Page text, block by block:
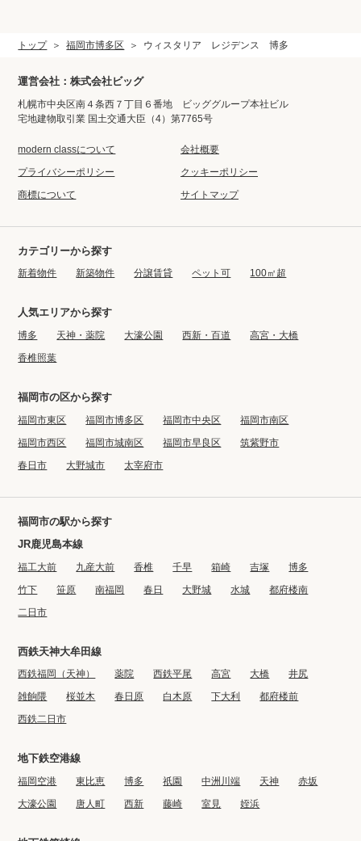
トップ 福岡市博多区 ウィスタリア レジデンス 博多
運営会社：株式会社ビッグ
札幌市中央区南４条西７丁目６番地 ビッググループ本社ビル
宅地建物取引業 国土交通大臣（4）第7765号
modern classについて
会社概要
プライバシーポリシー
クッキーポリシー
商標について
サイトマップ
カテゴリーから探す
新着物件 新築物件 分譲賃貸 ペット可 100㎡超
人気エリアから探す
博多 天神・薬院 大濠公園 西新・百道
高宮・大橋
香椎照葉
福岡市の区から探す
福岡市東区 福岡市博多区 福岡市中央区
福岡市南区
福岡市西区
福岡市城南区 福岡市早良区
筑紫野市
春日市
大野城市 太宰府市
福岡市の駅から探す
JR鹿児島本線
福工大前 九産大前 香椎 千早 箱崎 吉塚
博多
竹下
笹原 南福岡 春日 大野城 水城
都府楼南
二日市
西鉄天神大牟田線
西鉄福岡（天神） 薬院 西鉄平尾 高宮 大橋
井尻
雑餉隈
桜並木 春日原 白木原 下大利
都府楼前
西鉄二日市
地下鉄空港線
福岡空港 東比恵 博多 祇園 中洲川端 天神
赤坂
大濠公園
唐人町 西新 藤崎 室見 姪浜